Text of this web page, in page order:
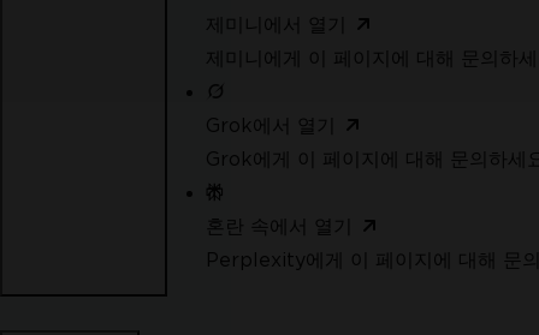
제미니에서 열기
제미니에게 이 페이지에 대해 문의하
Grok에서 열기
Grok에게 이 페이지에 대해 문의하세
혼란 속에서 열기
Perplexity에게 이 페이지에 대해 문